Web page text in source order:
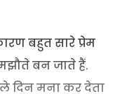
बहुत सारे प्रेम
बन जाते हैं.
दिन मना कर देता